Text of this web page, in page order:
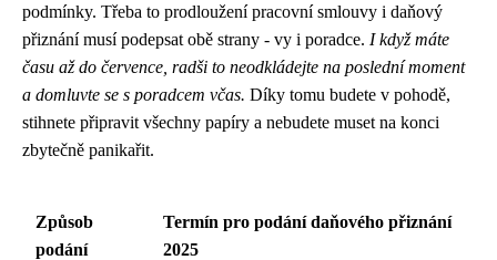
podmínky. Třeba to prodloužení pracovní smlouvy i daňový
přiznání musí podepsat obě strany - vy i poradce. I když máte
času až do července, radši to neodkládejte na poslední moment
a domluvte se s poradcem včas. Díky tomu budete v pohodě,
stihnete připravit všechny papíry a nebudete muset na konci
zbytečně panikařit.
Způsob
podání
Termín pro podání daňového přiznání
2025